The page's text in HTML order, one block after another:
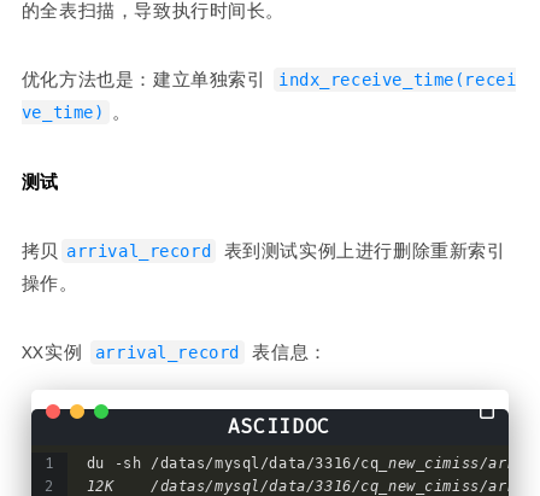
的全表扫描，导致执行时间长。
优化方法也是：建立单独索引
indx_receive_time(recei
ve_time)
。
测试
拷贝 arrival_record
表到测试实例上进行删除重新索引
操作。
XX实例 arrival_record 表信息：
du -sh /datas/mysql/data/3316/cq _new_cimiss/
12K    /datas/mysql/data/3316/cq_new_cimiss/